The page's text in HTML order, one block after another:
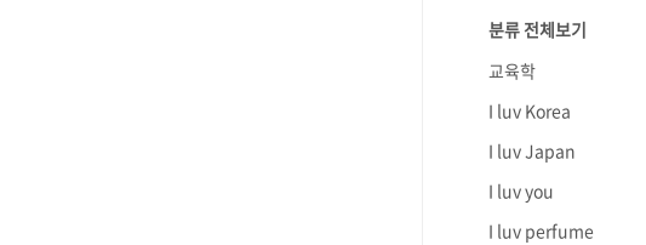
분류 전체보기
교육학
I luv Korea
I luv Japan
I luv you
I luv perfume